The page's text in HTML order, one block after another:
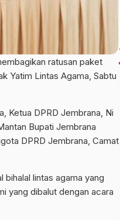
ratusan paket
Yatim Lintas Agama, Sabtu
Ketua DPRD Jembrana, Ni
Bupati Jembrana
DPRD Jembrana, Camat
bihalal lintas agama yang
yang dibalut dengan acara